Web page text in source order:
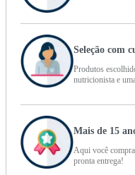
Seleção com
Produtos
nutricionista e
Mais de 15
Aqui você
pronta entrega!